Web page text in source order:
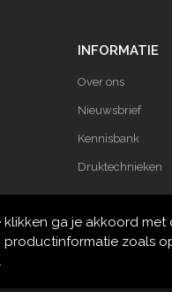
INFORMATIE
Over ons
Nieuwsbrief
Kennisbank
Druktechnieken
ga je akkoord met
zoals